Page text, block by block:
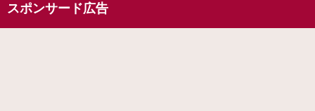
スポンサード広告